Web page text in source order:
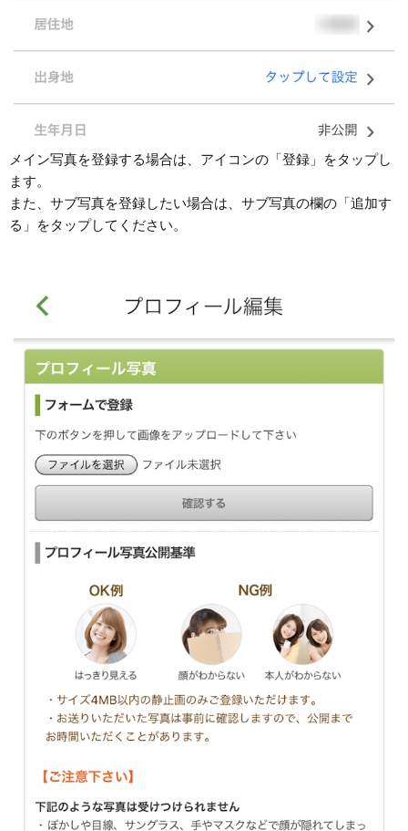
メイン写真を登録する場合は、アイコンの「登録」をタップし
ます。
また、サブ写真を登録したい場合は、サブ写真の欄の「追加す
る」をタップしてください。